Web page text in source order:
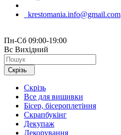
krestomania.info@gmail.com
Пн-Сб 09:00-19:00
Вс Вихідний
Скрізь
Скрізь
Все для вишивки
Бісер, бісероплетіння
Скрапбукінг
Декупаж
Декорування